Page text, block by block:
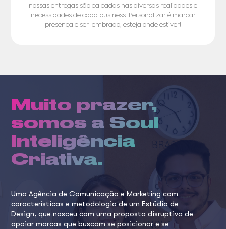
nossas entregas são calcadas nas diversas realidades e
necessidades de cada business. Personalizar é marcar
presença e ser lembrado, esteja onde estiver!
Muito prazer,
somos a Soul
Inteligência
Criativa.
Uma Agência de Comunicação e Marketing com
características e metodologia de um Estúdio de
Design, que nasceu com uma proposta disruptiva de
apoiar marcas que buscam se posicionar e se